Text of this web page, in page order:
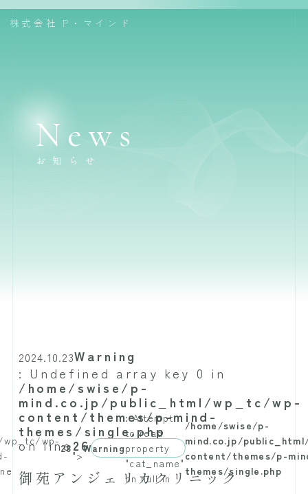
株式会社 P・マインド
News
お知らせ
2024.10.23Warning
: Undefined array key 0 in
/home/swise/p-
mind.co.jp/public_html/wp_tc/wp-
content/themes/p-mind-
themes/single.php
on line26
wp_tc/wp-
28
">
Warning
: Attempt
to read
property
"cat_name"
on null in
/home/swise/p-
mind.co.jp/
content/themes/p-
themes/single.php
御苑アンジェリカクリニック